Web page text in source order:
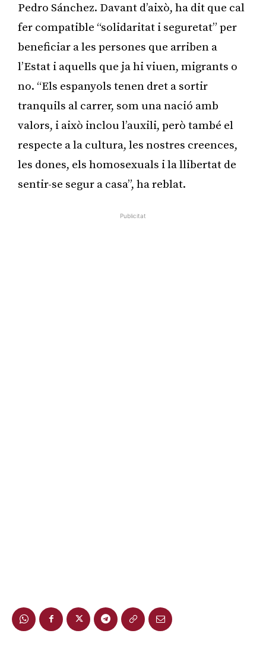
Pedro Sánchez. Davant d’això, ha dit que cal
fer compatible “solidaritat i seguretat” per
beneficiar a les persones que arriben a
l’Estat i aquells que ja hi viuen, migrants o
no. “Els espanyols tenen dret a sortir
tranquils al carrer, som una nació amb
valors, i això inclou l’auxili, però també el
respecte a la cultura, les nostres creences,
les dones, els homosexuals i la llibertat de
sentir-se segur a casa”, ha reblat.
Publicitat